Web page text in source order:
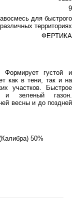
9
для быстрого
территориях
ФЕРТИКА
Формирует густой и
как в тени, так и на
участков. Быстрое
и зеленый газон.
весны и до поздней
50%